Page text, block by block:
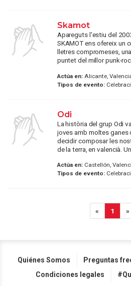
Skamot
Apareguts l'estiu del
SKAMOT ens ofereix un
lletres compromeses,
puntet del millor punk-
Actúa en:Alicante,
Tipos de evento:
Odi
La història del grup Odi
joves amb moltes ganes
decidir composar les
de la terra, en valencià.
Actúa en:Castellón,
Tipos de evento:
« 1 »
Quiénes Somos Preguntas
Condiciones legales